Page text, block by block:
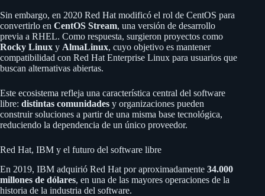
Sin embargo, en 2020 Red Hat modificó el rol de CentOS para
convertirlo en CentOS Stream, una versión de desarrollo
previa a RHEL. Como respuesta, surgieron proyectos como
Rocky Linux y AlmaLinux, cuyo objetivo es mantener
compatibilidad con Red Hat Enterprise Linux para usuarios que
buscan alternativas abiertas.
Este ecosistema refleja una característica central del software
libre: distintas comunidades y organizaciones pueden
construir soluciones a partir de una misma base tecnológica,
reduciendo la dependencia de un único proveedor.
Red Hat, IBM y el futuro del software libre
En 2019, IBM adquirió Red Hat por aproximadamente 34.000
millones de dólares, en una de las mayores operaciones de la
historia de la industria del software.